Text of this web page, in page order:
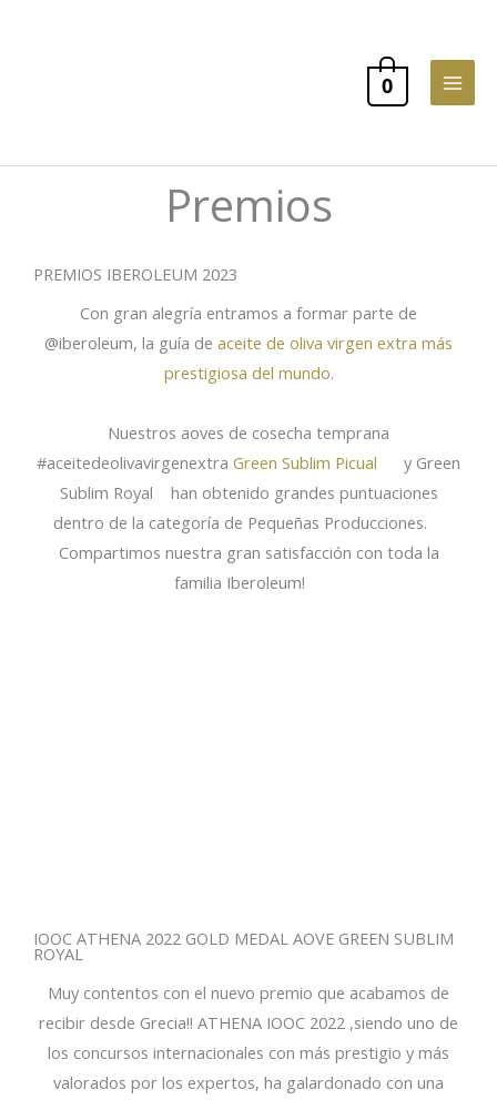
0
Premios
PREMIOS IBEROLEUM 2023
Con gran alegría entramos a formar parte de
@iberoleum, la guía de aceite de oliva virgen extra más
prestigiosa del mundo.
Nuestros aoves de cosecha temprana
#aceitedeolivavirgenextra Green Sublim Picual
y Green
Sublim Royal
han obtenido grandes puntuaciones
dentro de la categoría de Pequeñas Producciones.
Compartimos nuestra gran satisfacción con toda la
familia Iberoleum!
IOOC ATHENA 2022 GOLD MEDAL AOVE GREEN SUBLIM
ROYAL
Muy contentos con el nuevo premio que acabamos de
recibir desde Grecia!! ATHENA IOOC 2022 ,siendo uno de
los concursos internacionales con más prestigio y más
valorados por los expertos, ha galardonado con una